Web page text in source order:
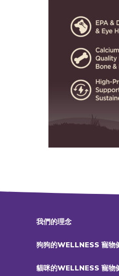
我們的理念
狗狗的WELLNESS 寵物
貓咪的WELLNESS 寵物